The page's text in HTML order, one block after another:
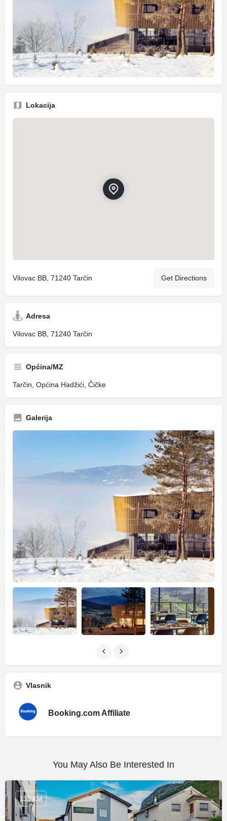
Lokacija
Vilovac BB, 71240 Tarčin Get Directions
Adresa
Vilovac BB, 71240 Tarčin
Općina/MZ
Tarčin, Općina Hadžići, Čičke
Galerija
Vlasnik
Booking.com Affiliate
You May Also Be Interested In
132 KM